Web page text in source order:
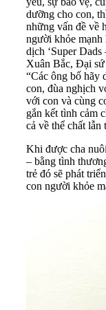
dưỡng cho con,
những vấn đề về
người khỏe mạnh
dịch ‘Super
Xuân Bắc, Đại
“Các ông bố hãy
con, đùa nghịch
với con và cùng
gắn kết tình cảm
cả về thể chất lẫn
Khi được cha
– bằng tình
trẻ đó sẽ phát
con người khỏe